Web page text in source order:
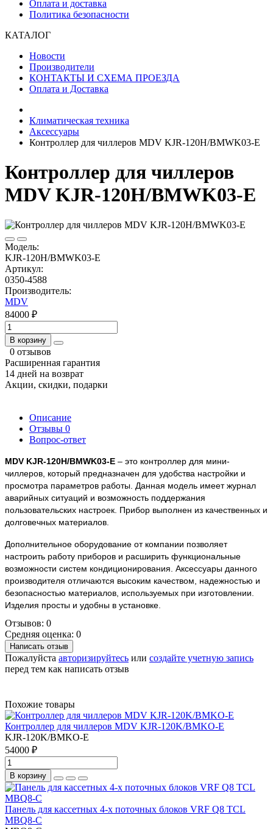
Оплата и доставка
Политика безопасности
КАТАЛОГ
Новости
Производители
КОНТАКТЫ И СХЕМА ПРОЕЗДА
Оплата и Доставка
Климатическая техника
Аксессуары
Контроллер для чиллеров MDV KJR-120H/BMWK03-E
Контроллер для чиллеров
MDV KJR-120H/BMWK03-E
Модель:
KJR-120H/BMWK03-E
Артикул:
0350-4588
Производитель:
MDV
84000 ₽
В корзину
0 отзывов
Расширенная гарантия
14 дней на возврат
Акции, скидки, подарки
Описание
Отзывы 0
Вопрос-ответ
MDV KJR-120H/BMWK03-E – это контроллер для мини-
чиллеров, который предназначен для удобства настройки и
просмотра параметров работы. Данная модель имеет журнал
аварийных ситуаций и возможность поддержания
пользовательских настроек. Прибор выполнен из качественных и
долговечных материалов.
Дополнительное оборудование от компании позволяет
настроить работу приборов и расширить функциональные
возможности систем кондиционирования. Аксессуары данного
производителя отличаются высоким качеством, надежностью и
безопасностью материалов, используемых при изготовлении.
Изделия просты и удобны в установке.
Отзывов: 0
Средняя оценка: 0
Написать отзыв
Пожалуйста авторизируйтесь или создайте учетную запись
перед тем как написать отзыв
Похожие товары
Контроллер для чиллеров MDV KJR-120K/BMKO-E
KJR-120K/BMKO-E
54000 ₽
В корзину
Панель для кассетных 4-х поточных блоков VRF Q8 TCL
MBQ8-С